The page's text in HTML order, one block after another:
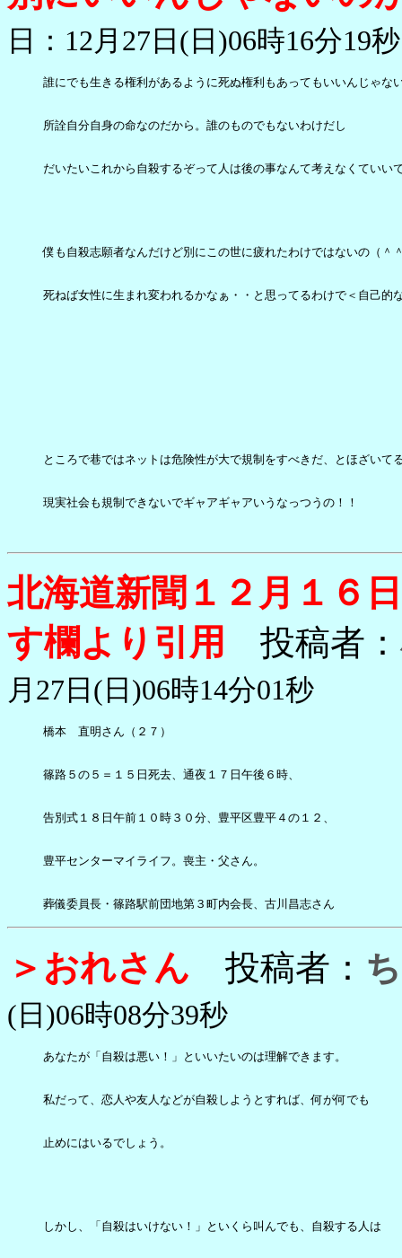
日：12月27日(日)06時16分19秒
誰にでも生きる権利があるように死ぬ権利もあってもいいんじゃな
所詮自分自身の命なのだから。誰のものでもないわけだし
だいたいこれから自殺するぞって人は後の事なんて考えなくていい
僕も自殺志願者なんだけど別にこの世に疲れたわけではないの（＾
死ねば女性に生まれ変われるかなぁ・・と思ってるわけで＜自己的
ところで巷ではネットは危険性が大で規制をすべきだ、とほざいて
現実社会も規制できないでギャアギャアいうなっつうの！！
北海道新聞１２月１６
す欄より引用 投稿者：
月27日(日)06時14分01秒
橋本　直明さん（２７）
篠路５の５＝１５日死去、通夜１７日午後６時、
告別式１８日午前１０時３０分、豊平区豊平４の１２、
豊平センターマイライフ。喪主・父さん。
葬儀委員長・篠路駅前団地第３町内会長、古川昌志さん
＞おれさん 投稿者：
(日)06時08分39秒
あなたが「自殺は悪い！」といいたいのは理解できます。
私だって、恋人や友人などが自殺しようとすれば、何が何でも
止めにはいるでしょう。
しかし、「自殺はいけない！」といくら叫んでも、自殺する人は